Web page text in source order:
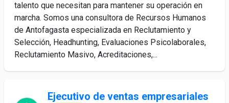
talento que necesitan para mantener su operación en
marcha. Somos una consultora de Recursos Humanos
de Antofagasta especializada en Reclutamiento y
Selección, Headhunting, Evaluaciones Psicolaborales,
Reclutamiento Masivo, Acreditaciones,...
Ejecutivo de ventas empresariales